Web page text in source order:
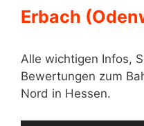
Erbach
Alle wichtigen Infos,
Bewertungen zum
Nord in Hessen.